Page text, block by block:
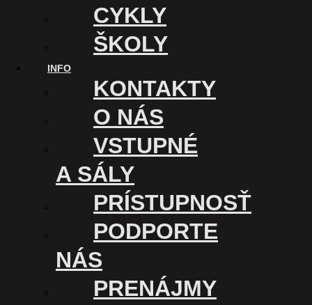
CYKLY
ŠKOLY
INFO
KONTAKTY
O NÁS
VSTUPNÉ
A SÁLY
PRÍSTUPNOSŤ
PODPORTE
NÁS
PRENÁJMY